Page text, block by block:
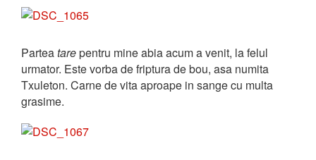
Parteatarepentru mine abia acum a venit, la felul
urmator. Este vorba de friptura de bou, asa numita
Txuleton. Carne de vita aproape in sange cu multa
grasime.